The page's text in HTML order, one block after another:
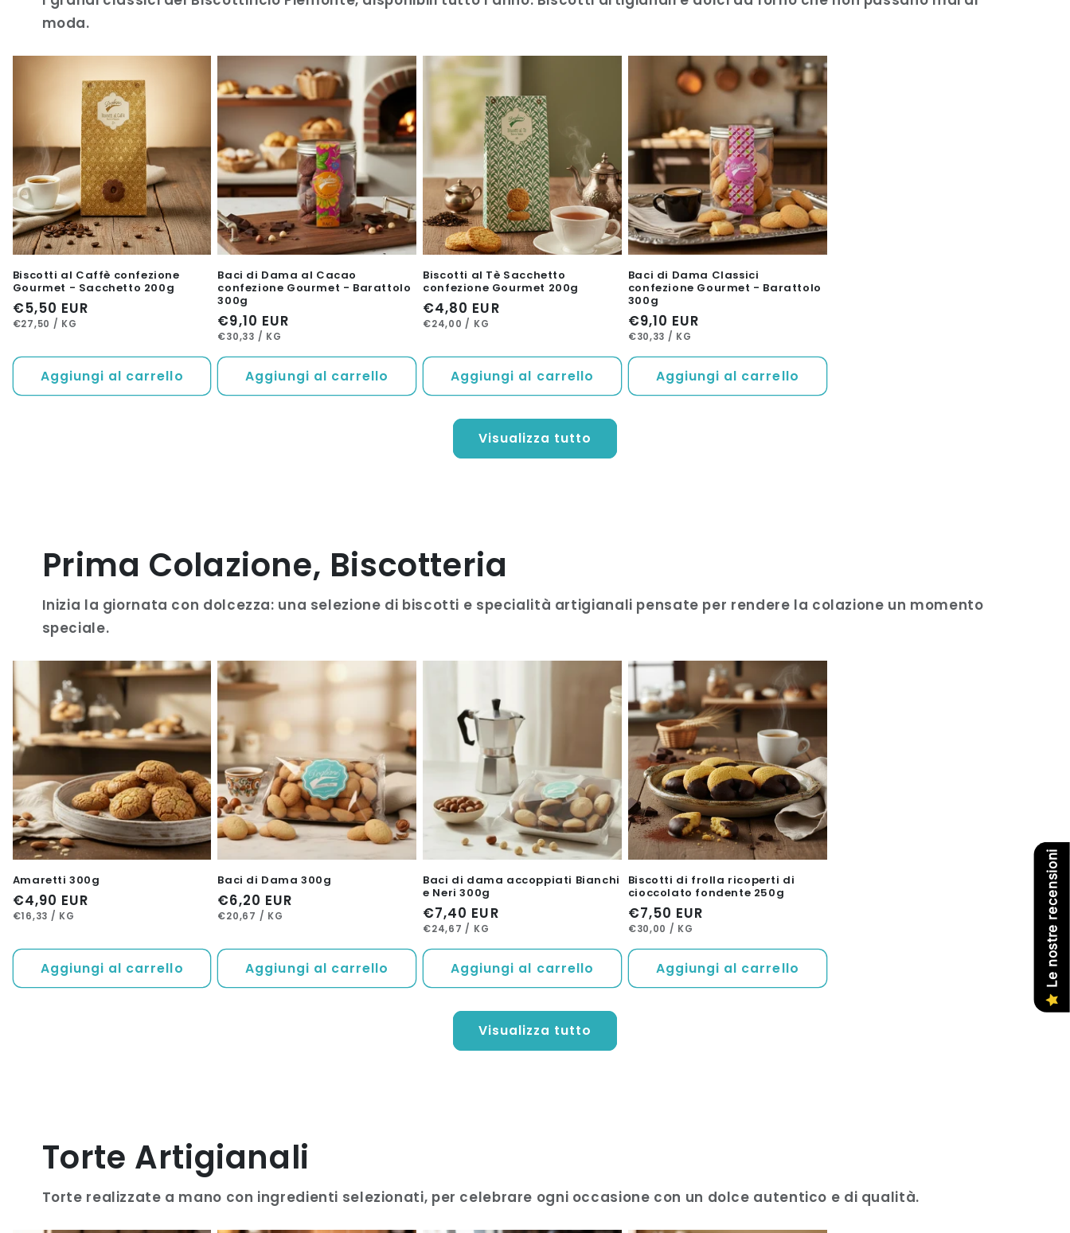
moda.
Biscotti al Caffè confezione
Gourmet - Sacchetto 200g
Prezzo
di
€5,50 EUR
PREZZO
€27,50 / PER
KG
Aggiungi al carrello
Baci di Dama al Cacao
confezione Gourmet - Barattolo
300g
Prezzo
di
listino
€9,10 EUR
PREZZO
€30,33 / PER
KG
Aggiungi al carrello
Biscotti al Tè Sacchetto
confezione Gourmet 200g
Prezzo
di
€4,80 EUR
PREZZO
€24,00 / PER
KG
Aggiungi al carrello
Baci di Dama Classici
confezione Gourmet - Barattolo
300g
Prezzo
di
listino
€9,10 EUR
PREZZO
€30,33 / PER
KG
Aggiungi al carrello
Visualizza tutto
Prima Colazione, Biscotteria
Inizia la giornata con dolcezza: una selezione di biscotti e specialità artigianali pensate per rendere la colazione un momento
speciale.
Amaretti 300g
Prezzo
di
€4,90 EUR
PREZZO
€16,33 / PER
KG
Aggiungi al carrello
Baci di Dama 300g
Prezzo
di
€6,20 EUR
PREZZO
€20,67 / PER
KG
Aggiungi al carrello
Baci di dama accoppiati Bianchi
e Neri 300g
Prezzo
di
listino
€7,40 EUR
PREZZO
€24,67 / PER
KG
Aggiungi al carrello
Biscotti di frolla ricoperti di
cioccolato fondente 250g
Prezzo
di
listino
€7,50 EUR
PREZZO
€30,00 / PER
KG
Aggiungi al carrello
Visualizza tutto
Torte Artigianali
Torte realizzate a mano con ingredienti selezionati, per celebrare ogni occasione con un dolce autentico e di qualità.
Le nostre recensioni